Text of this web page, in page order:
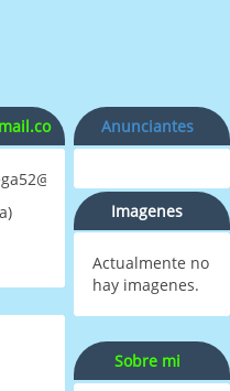
Anunciantes
Imagenes
Actualmente no
hay imagenes.
Sobre mi